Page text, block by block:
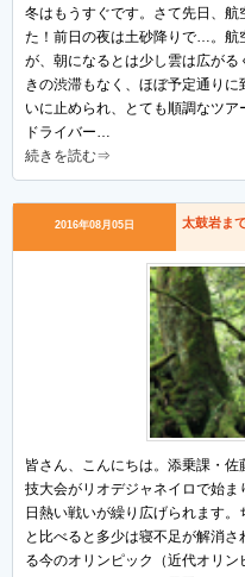
冬はもうすぐです。さて先日、
た！前日の夜は土砂降りで…。航
が、朝になるとは少し雲は広が
きの渋滞もなく、ほぼ予定通り
いに止められ、とても順調なツ
ドライバー…
続きを読む⇒
2016年08月05日
皆さん、こんにちは。添乗課・
技大会がリオデジャネイロで始
日熱い戦いが繰り広げられます
と比べると多少は寝不足が解消
る今のオリンピック（近代オリ